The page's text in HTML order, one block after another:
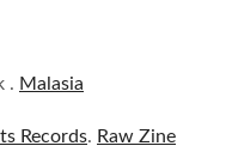
. Malasia
Records. Raw Zine